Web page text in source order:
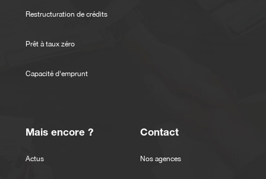
Restructuration de crédits
Prêt à taux zéro
Capacité d'emprunt
Mais encore ?
Actus
Contact
Nos agences